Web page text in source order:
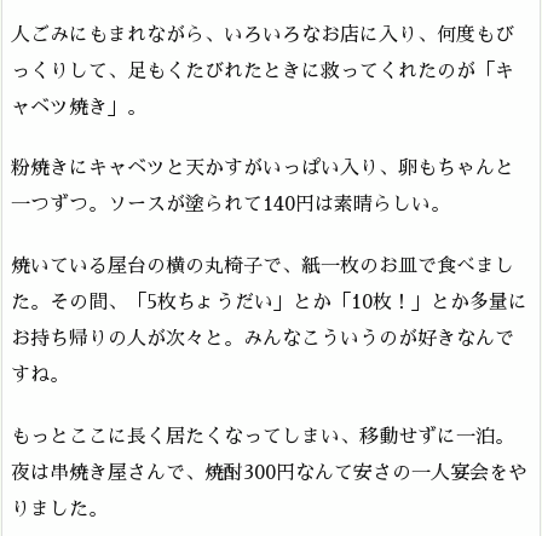
人ごみにもまれながら、いろいろなお店に入り、何度もび
っくりして、足もくたびれたときに救ってくれたのが「キ
ャベツ焼き」。
粉焼きにキャベツと天かすがいっぱい入り、卵もちゃんと
一つずつ。ソースが塗られて140円は素晴らしい。
焼いている屋台の横の丸椅子で、紙一枚のお皿で食べまし
た。その間、「5枚ちょうだい」とか「10枚！」とか多量に
お持ち帰りの人が次々と。みんなこういうのが好きなんで
すね。
もっとここに長く居たくなってしまい、移動せずに一泊。
夜は串焼き屋さんで、焼酎300円なんて安さの一人宴会をや
りました。